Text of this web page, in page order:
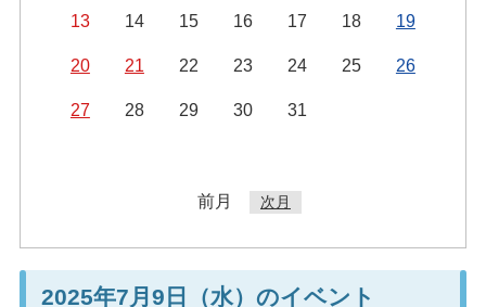
13 14 15 16 17 18 19
20 21 22 23 24 25 26
27 28 29 30 31
前月 次月
2025年7月9日（水）のイベント